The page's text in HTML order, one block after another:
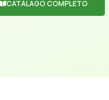
CATÁLAGO COMPLETO